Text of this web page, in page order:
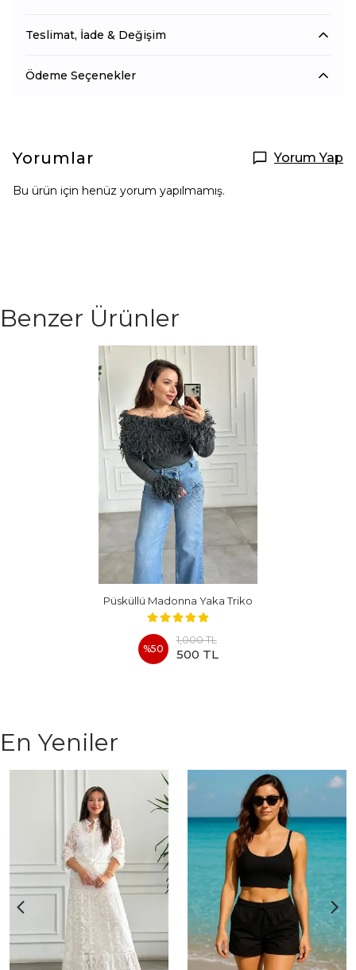
Teslimat, İade & Değişim
Ödeme Seçenekler
Yorumlar Yorum Yap
Bu ürün için henüz yorum yapılmamış.
Benzer Ürünler
Püsküllü Madonna Yaka Triko
%50
1,000 TL
500 TL
En Yeniler